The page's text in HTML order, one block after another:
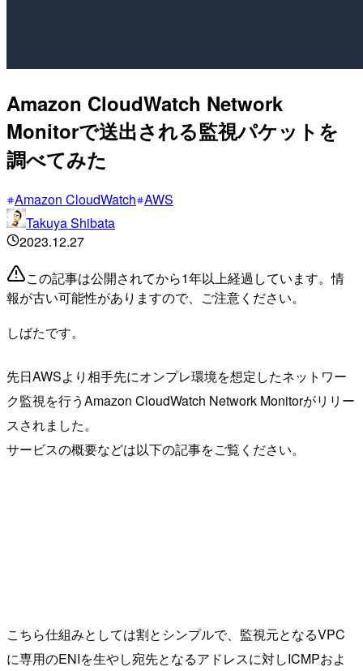
Amazon CloudWatch Network
Monitorで送出される監視パケットを
調べてみた
Amazon CloudWatch AWS
Takuya Shibata
2023.12.27
この記事は公開されてから1年以上経過しています。情
報が古い可能性がありますので、ご注意ください。
しばたです。
先日AWSより相手先にオンプレ環境を想定したネットワー
ク監視を行うAmazon CloudWatch Network Monitorがリリー
スされました。
サービスの概要などは以下の記事をご覧ください。
こちら仕組みとしては割とシンプルで、監視元となるVPC
に専用のENIを生やし宛先となるアドレスに対しICMPおよ